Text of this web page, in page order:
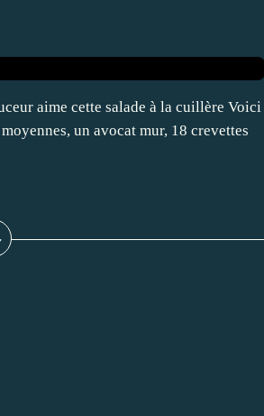
aime cette salade à la cuillère Voici
un avocat mur, 18 crevettes